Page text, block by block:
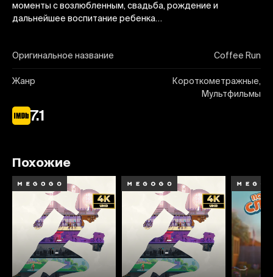
моменты с возлюбленным, свадьба, рождение и
дальнейшее воспитание ребенка…
Оригинальное название Coffee Run
Жанр
Короткометражные,
Мультфильмы
7.1
Похожие